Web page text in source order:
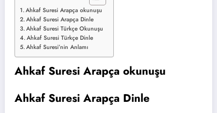
Ahkaf Suresi Arapça okunuşu​
Ahkaf Suresi Arapça Dinle
Ahkaf Suresi Türkçe Okunuşu​
Ahkaf Suresi Türkçe Dinle
Ahkaf Suresi’nin Anlamı
Ahkaf Suresi Arapça okunuşu​
Ahkaf Suresi Arapça Dinle